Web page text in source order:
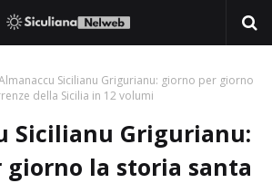
Sicilianu Grigurianu: giorno per giorno
della Sicilia in 12 volumi
Sicilianu Grigurianu:
giorno la storia santa